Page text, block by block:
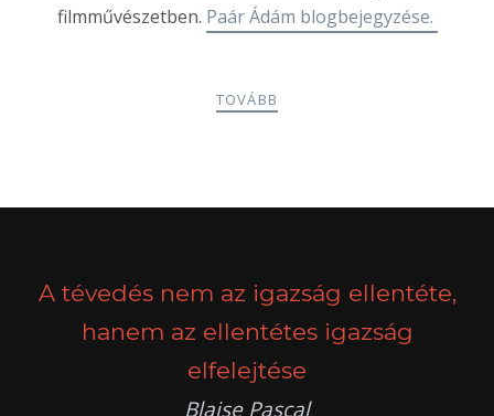
filmművészetben. Paár Ádám blogbejegyzése.
TOVÁBB
A tévedés nem az igazság ellentéte,
hanem az ellentétes igazság
elfelejtése
Blaise Pascal